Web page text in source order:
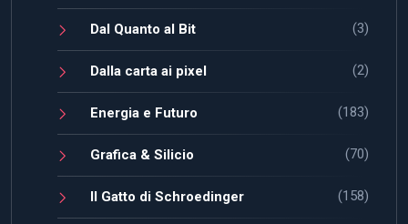
Dal Quanto al Bit (3)
Dalla carta ai pixel (2)
Energia e Futuro (183)
Grafica & Silicio (70)
Il Gatto di Schroedinger (158)